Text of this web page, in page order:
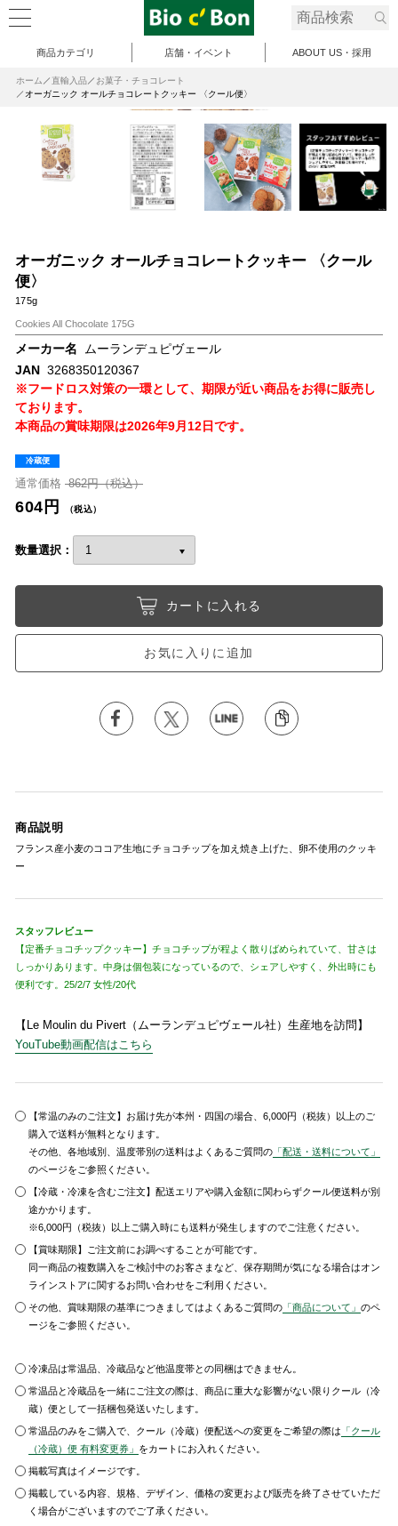
商品カテゴリ 店舗・イベント ABOUT US・採用
ホーム 直輸入品
お菓子・チョコレート
オーガニック オールチョコレートクッキー 〈クール便〉
オーガニック オールチョコレートクッキー 〈クール
便〉
175g
Cookies All Chocolate 175G
メーカー名
ムーランデュピヴェール
JAN 3268350120367
※フードロス対策の一環として、期限が近い商品をお得に販売し
ております。
本商品の賞味期限は2026年9月12日です。
冷蔵便
通常価格 862円（税込）
604円 （税込）
数量選択：
カートに入れる
お気に入りに追加
商品説明
フランス産小麦のココア生地にチョコチップを加え焼き上げた、卵不使用のクッキ
ー
スタッフレビュー
【定番チョコチップクッキー】チョコチップが程よく散りばめられていて、甘さは
しっかりあります。中身は個包装になっているので、シェアしやすく、外出時にも
便利です。25/2/7 女性/20代
【Le Moulin du Pivert（ムーランデュピヴェール社）生産地を訪問】
YouTube動画配信はこちら
【常温のみのご注文】お届け先が本州・四国の場合、6,000円（税抜）以上のご
購入で送料が無料となります。
その他、各地域別、温度帯別の送料はよくあるご質問の 「配送・送料について」
のページをご参照ください。
【冷蔵・冷凍を含むご注文】配送エリアや購入金額に関わらずクール便送料が別
途かかります。
※6,000円（税抜）以上ご購入時にも送料が発生しますのでご注意ください。
【賞味期限】ご注文前にお調べすることが可能です。
同一商品の複数購入をご検討中のお客さまなど、保存期間が気になる場合はオン
ラインストアに関するお問い合わせをご利用ください。
その他、賞味期限の基準につきましてはよくあるご質問の 「商品について」のペ
ージをご参照ください。
冷凍品は常温品、冷蔵品など他温度帯との同梱はできません。
常温品と冷蔵品を一緒にご注文の際は、商品に重大な影響がない限りクール（冷
蔵）便として一括梱包発送いたします。
常温品のみをご購入で、クール（冷蔵）便配送への変更をご希望の際は 「クール
（冷蔵）便 有料変更券」 をカートにお入れください。
掲載写真はイメージです。
掲載している内容、規格、デザイン、価格の変更および販売を終了させていただ
く場合がございますのでご了承ください。